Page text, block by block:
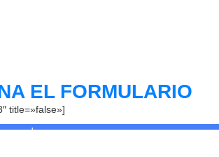
EL FORMULARIO
title=»false»]